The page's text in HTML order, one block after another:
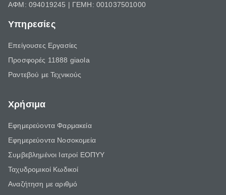
ΑΦΜ: 094019245 | ΓΕΜΗ: 001037501000
Υπηρεσίες
Επείγουσες Εργασίες
Προσφορές 11888 giaola
Ραντεβού με Τεχνικούς
Χρήσιμα
Εφημερεύοντα Φαρμακεία
Εφημερεύοντα Νοσοκομεία
Συμβεβλημένοι Ιατροί ΕΟΠΥΥ
Ταχυδρομικοί Κωδικοί
Αναζήτηση με αριθμό